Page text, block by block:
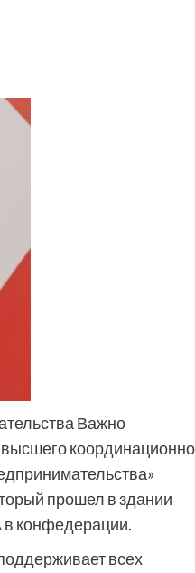
Важно
прошел в здании
в конфедерации.
всех